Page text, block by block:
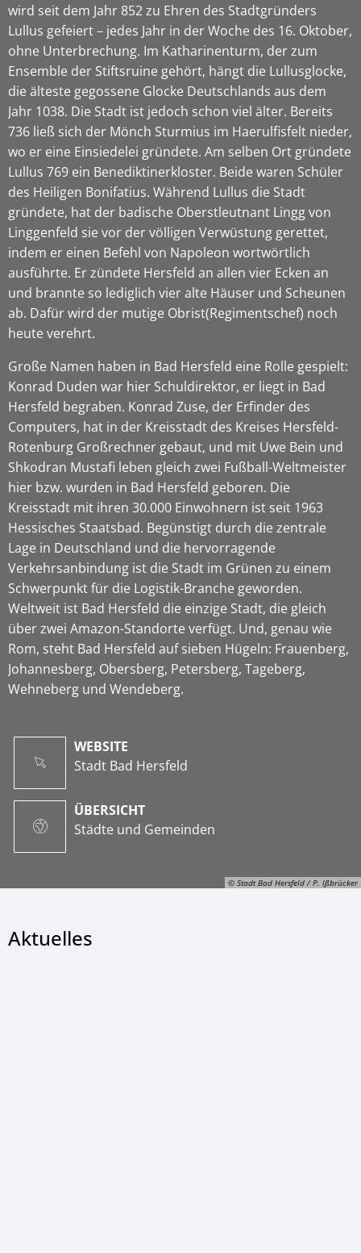
© Stadt Bad Hersfeld / P. Ißbrücker
wird seit dem Jahr 852 zu Ehren des Stadtgründers
Lullus gefeiert – jedes Jahr in der Woche des 16. Oktober,
ohne Unterbrechung. Im Katharinenturm, der zum
Ensemble der Stiftsruine gehört, hängt die Lullusglocke,
die älteste gegossene Glocke Deutschlands aus dem
Jahr 1038. Die Stadt ist jedoch schon viel älter. Bereits
736 ließ sich der Mönch Sturmius im Haerulfisfelt nieder,
wo er eine Einsiedelei gründete. Am selben Ort gründete
Lullus 769 ein Benediktinerkloster. Beide waren Schüler
des Heiligen Bonifatius. Während Lullus die Stadt
gründete, hat der badische Oberstleutnant Lingg von
Linggenfeld sie vor der völligen Verwüstung gerettet,
indem er einen Befehl von Napoleon wortwörtlich
ausführte. Er zündete Hersfeld an allen vier Ecken an
und brannte so lediglich vier alte Häuser und Scheunen
ab. Dafür wird der mutige Obrist(Regimentschef) noch
heute verehrt.
Große Namen haben in Bad Hersfeld eine Rolle gespielt:
Konrad Duden war hier Schuldirektor, er liegt in Bad
Hersfeld begraben. Konrad Zuse, der Erfinder des
Computers, hat in der Kreisstadt des Kreises Hersfeld-
Rotenburg Großrechner gebaut, und mit Uwe Bein und
Shkodran Mustafi leben gleich zwei Fußball-Weltmeister
hier bzw. wurden in Bad Hersfeld geboren. Die
Kreisstadt mit ihren 30.000 Einwohnern ist seit 1963
Hessisches Staatsbad. Begünstigt durch die zentrale
Lage in Deutschland und die hervorragende
Verkehrsanbindung ist die Stadt im Grünen zu einem
Schwerpunkt für die Logistik-Branche geworden.
Weltweit ist Bad Hersfeld die einzige Stadt, die gleich
über zwei Amazon-Standorte verfügt. Und, genau wie
Rom, steht Bad Hersfeld auf sieben Hügeln: Frauenberg,
Johannesberg, Obersberg, Petersberg, Tageberg,
Wehneberg und Wendeberg.
WEBSITE
Stadt Bad Hersfeld
ÜBERSICHT
Städte und Gemeinden
Aktuelles